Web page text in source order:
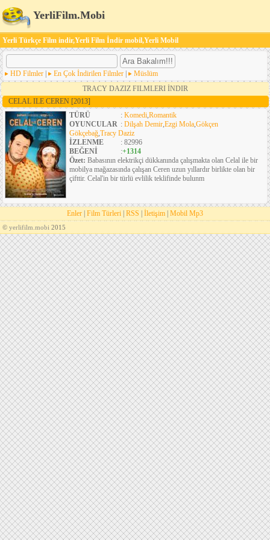
YerliFilm.Mobi
Yerli Türkçe Film indir,Yerli Film İndir mobil,Yerli Mobil
HD Filmler En Çok İndirilen Filmler
Müslüm
TRACY DAZIZ FILMLERI İNDIR
CELAL ILE CEREN [2013]
TÜRÜ
: Komedi,Romantik
OYUNCULAR : Dilşah Demir,Ezgi Mola,Gökçen
Gökçebağ,Tracy Daziz
İZLENME
: 82996
BEĞENİ
:+1314
Özet: Babasının elektrikçi dükkanında çalışmakta olan Celal ile bir
mobilya mağazasında çalışan Ceren uzun yıllardır birlikte olan bir
çifttir. Celal'in bir türlü evlilik teklifinde bulunm
Enler Film Türleri RSS İletişim Mobil Mp3
© yerlifilm.mobi 2015